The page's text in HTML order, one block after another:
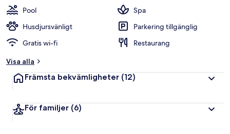
Pool
Spa
Husdjursvänligt
Parkering tillgänglig
Gratis wi-fi
Restaurang
Visa alla
Främsta bekvämligheter (12)
För familjer (6)